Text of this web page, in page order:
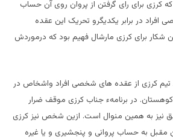
کرزی برای رای گرفتن از پروان روی آن حساب
در برابر یکدیگرو تحریک این عقده
شکار برای کرزی مارشال فهیم بود که درموردش
کرزی از عقده های شخصی افراد واشخاص در
در برنامهء جناب کرزی موقف ضرار
نیز به همین منوال است. ازین شخص نیز کرزی
به حساب پروانی و پنجشیری و یا غیره